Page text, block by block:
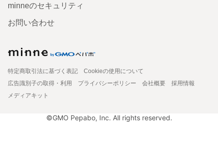
minneのセキュリティ
お問い合わせ
特定商取引法に基づく表記
Cookieの使用について
広告識別子の取得・利用
プライバシーポリシー 会社概要
採用情報
メディアキット
©GMO Pepabo, Inc. All rights reserved.